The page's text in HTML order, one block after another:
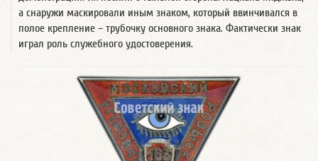
а снаружи маскировали иным знаком, который ввинчивался в
полое крепление – трубочку основного знака. Фактически знак
играл роль служебного удостоверения.